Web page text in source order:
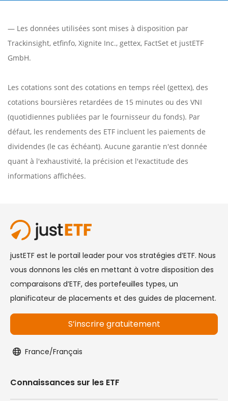
— Les données utilisées sont mises à disposition par
Trackinsight, etfinfo, Xignite Inc., gettex, FactSet et justETF
GmbH.
Les cotations sont des cotations en temps réel (gettex), des
cotations boursières retardées de 15 minutes ou des VNI
(quotidiennes publiées par le fournisseur du fonds). Par
défaut, les rendements des ETF incluent les paiements de
dividendes (le cas échéant). Aucune garantie n'est donnée
quant à l'exhaustivité, la précision et l'exactitude des
informations affichées.